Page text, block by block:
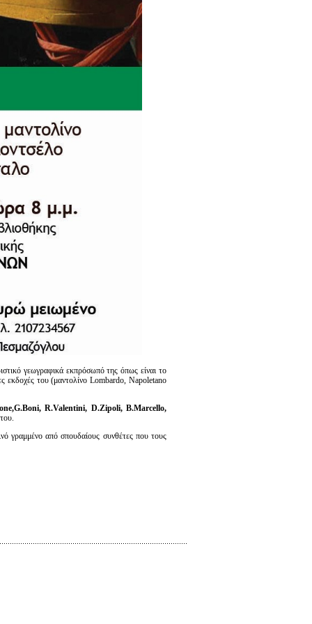
γεωγραφικά εκπρόσωπό της όπως είναι το
εκδοχές του (μαντολίνο Lombardo, Napoletano
,G.Boni, R.Valentini, D.Zipoli, B.Marcello,
γραμμένο από σπουδαίους συνθέτες που τους